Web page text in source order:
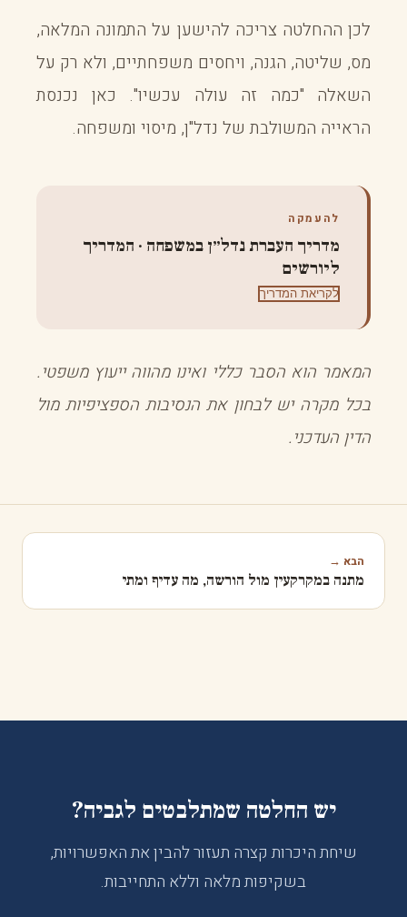
לכן ההחלטה צריכה להישען על התמונה המלאה,
מס, שליטה, הגנה, ויחסים משפחתיים, ולא רק על
השאלה "כמה זה עולה עכשיו". כאן נכנסת
הראייה המשולבת של נדל"ן, מיסוי ומשפחה.
להעמקה
מדריך העברת נדל״ן במשפחה · המדריך
ליורשים
לקריאת המדריך
המאמר הוא הסבר כללי ואינו מהווה ייעוץ משפטי.
בכל מקרה יש לבחון את הנסיבות הספציפיות מול
הדין העדכני.
הבא →
מתנה במקרקעין מול הורשה, מה עדיף ומתי
יש החלטה שמתלבטים לגביה?
שיחת היכרות קצרה תעזור להבין את האפשרויות,
בשקיפות מלאה וללא התחייבות.